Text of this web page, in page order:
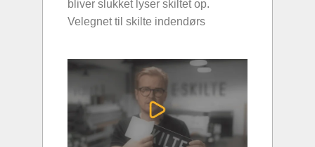
bliver slukket lyser skiltet op.
Velegnet til skilte indendørs